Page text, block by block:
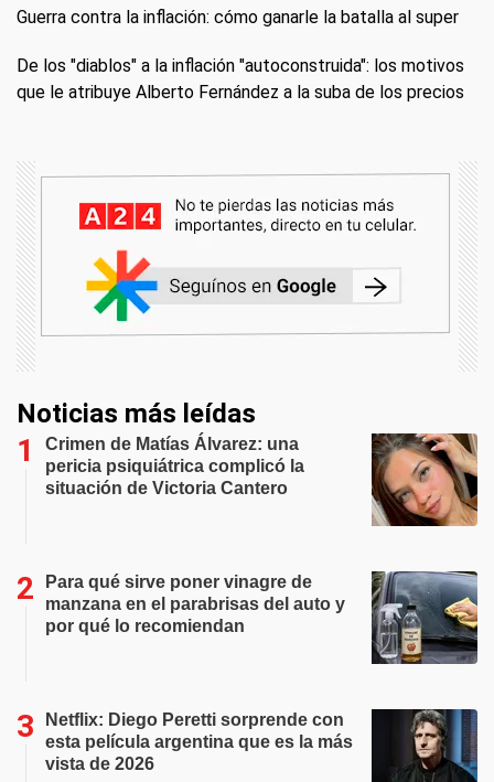
Guerra contra la inflación: cómo ganarle la batalla al super
De los "diablos" a la inflación "autoconstruida": los motivos
que le atribuye Alberto Fernández a la suba de los precios
Noticias más leídas
Crimen de Matías Álvarez: una
pericia psiquiátrica complicó la
situación de Victoria Cantero
Para qué sirve poner vinagre de
manzana en el parabrisas del auto y
por qué lo recomiendan
Netflix: Diego Peretti sorprende con
esta película argentina que es la más
vista de 2026